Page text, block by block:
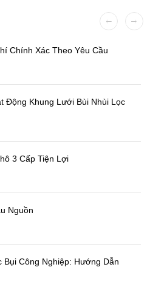
Chính Xác Theo Yêu Cầu
Động Khung Lưới Bùi Nhùi Lọc
3 Cấp Tiện Lợi
Nguồn
Bụi Công Nghiệp: Hướng Dẫn